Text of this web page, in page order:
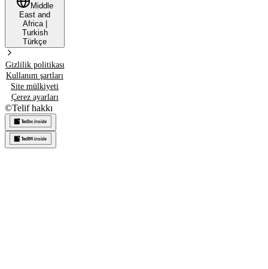
Middle
East and
Africa|
Turkish
Türkçe
Gizlilik politikası
Kullanım şartları
Site mülkiyeti
Çerez ayarları
©Telif hakkı